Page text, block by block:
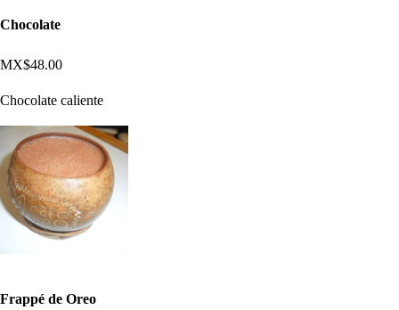
Chocolate
MX$48.00
Chocolate caliente
Frappé de Oreo